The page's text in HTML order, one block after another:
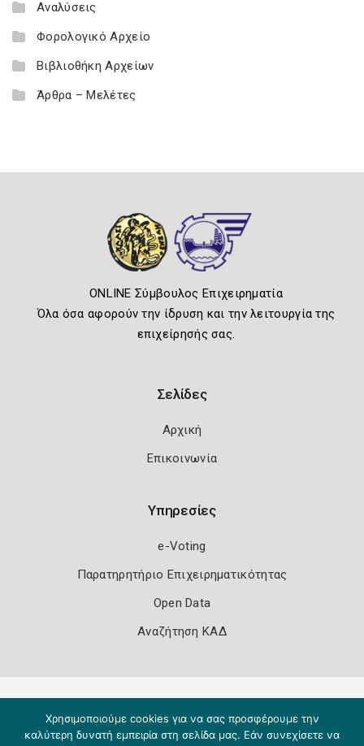
Αναλύσεις
Φορολογικό Αρχείο
Βιβλιοθήκη Αρχείων
Άρθρα – Μελέτες
ONLINE Σύμβουλος Επιχειρηματία
Όλα όσα αφορούν την ίδρυση και την λειτουργία της
επιχείρησής σας.
Σελίδες
Αρχική
Επικοινωνία
Υπηρεσίες
e-Voting
Παρατηρητήριο Επιχειρηματικότητας
Open Data
Αναζήτηση ΚΑΔ
Χρησιμοποιούμε cookies για να σας προσφέρουμε την
καλύτερη δυνατή εμπειρία στη σελίδα μας. Εάν συνεχίσετε να
Copyright 2026 Knowledge A.E.